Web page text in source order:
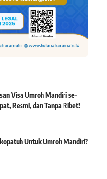
Visa Umroh Mandiri se-
Resmi, dan Tanpa Ribet!
Untuk Umroh Mandiri?